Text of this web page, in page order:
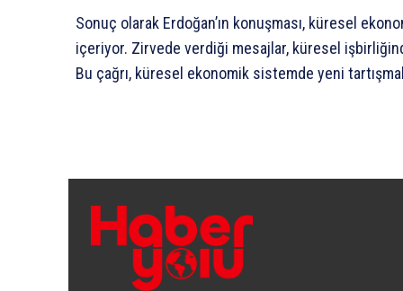
Sonuç olarak Erdoğan’ın konuşması, küresel
içeriyor. Zirvede verdiği mesajlar, küresel
Bu çağrı, küresel ekonomik sistemde yeni